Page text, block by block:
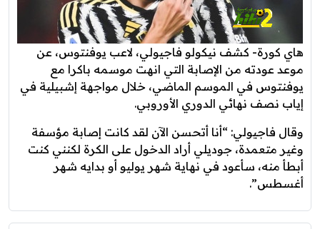
هاي كورة- كشف نيكولو فاجيولي، لاعب يوفنتوس، عن
موعد عودته من الإصابة التي انهت موسمه باكرا مع
يوفنتوس في الموسم الماضي، خلال مواجهة إشبيلية في
إياب نصف نهائي الدوري الأوروبي.
وقال فاجيولي: “أنا أتحسن الآن لقد كانت إصابة مؤسفة
وغير متعمدة، جوديلي أراد الدخول على الكرة لكنني كنت
أبطأ منه، سأعود في نهاية شهر يوليو أو بدايه شهر
أغسطس”.